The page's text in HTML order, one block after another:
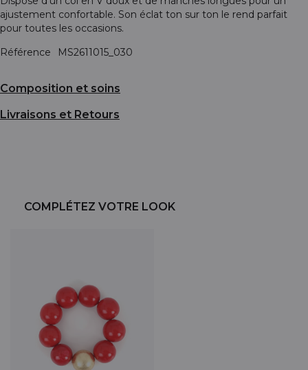
ajustement confortable. Son éclat ton sur ton le rend parfait
pour toutes les occasions.
Référence
MS2611015_030
Composition et soins
Livraisons et Retours
COMPLÉTEZ VOTRE LOOK